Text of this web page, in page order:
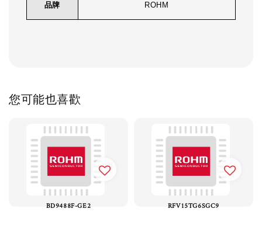
品牌 ROHM
您可能也喜歡
BD9488F-GE2 RFV15TG6SGC9